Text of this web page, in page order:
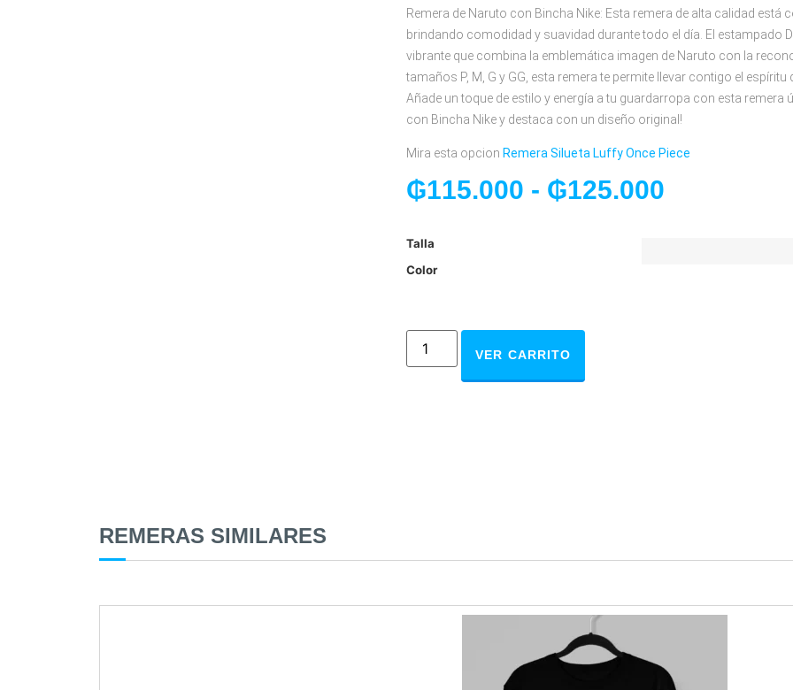
Remera de Naruto con Bincha Nike: Esta remera de alta calidad está
brindando comodidad y suavidad durante todo el día. El estampado
vibrante que combina la emblemática imagen de Naruto con la
tamaños P, M, G y GG, esta remera te permite llevar contigo el
Añade un toque de estilo y energía a tu guardarropa con esta remera
con Bincha Nike y destaca con un diseño original!
Mira esta opcion Remera Silueta Luffy Once Piece
₲115.000 - ₲125.000
Talla
Color
VER CARRITO
REMERAS SIMILARES